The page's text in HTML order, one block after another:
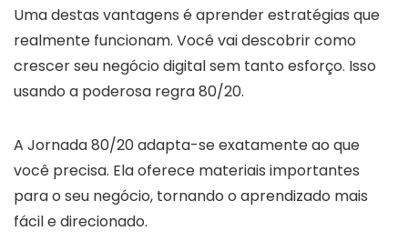
Uma destas vantagens é aprender estratégias que
realmente funcionam. Você vai descobrir como
crescer seu negócio digital sem tanto esforço. Isso
usando a poderosa regra 80/20.
A Jornada 80/20 adapta-se exatamente ao que
você precisa. Ela oferece materiais importantes
para o seu negócio, tornando o aprendizado mais
fácil e direcionado.